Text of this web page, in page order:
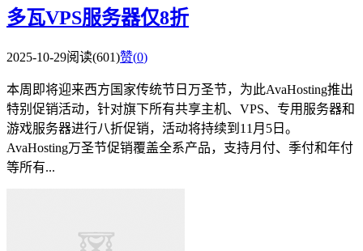
多瓦VPS服务器仅8折
2025-10-29阅读(601)赞(0)
本周即将迎来西方国家传统节日万圣节，为此AvaHosting推出
特别促销活动，针对旗下所有共享主机、VPS、专用服务器和
游戏服务器进行八折促销，活动将持续到11月5日。
AvaHosting万圣节促销覆盖全系产品，支持月付、季付和年付
等所有...